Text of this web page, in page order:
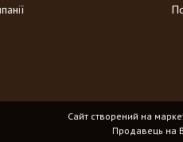
Сайт створений на
Продавець на